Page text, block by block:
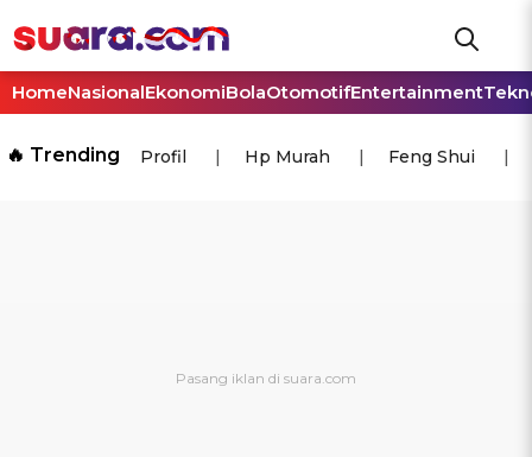
HomeNasionalEkonomiBolaOtomotifEntertainment
🔥 Trending Profil Hp Murah Feng Shui